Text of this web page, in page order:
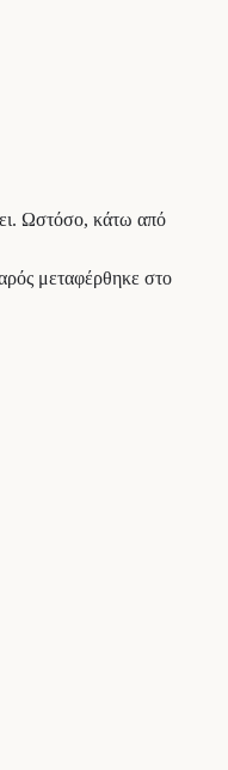
Ωστόσο, κάτω από
μεταφέρθηκε στο